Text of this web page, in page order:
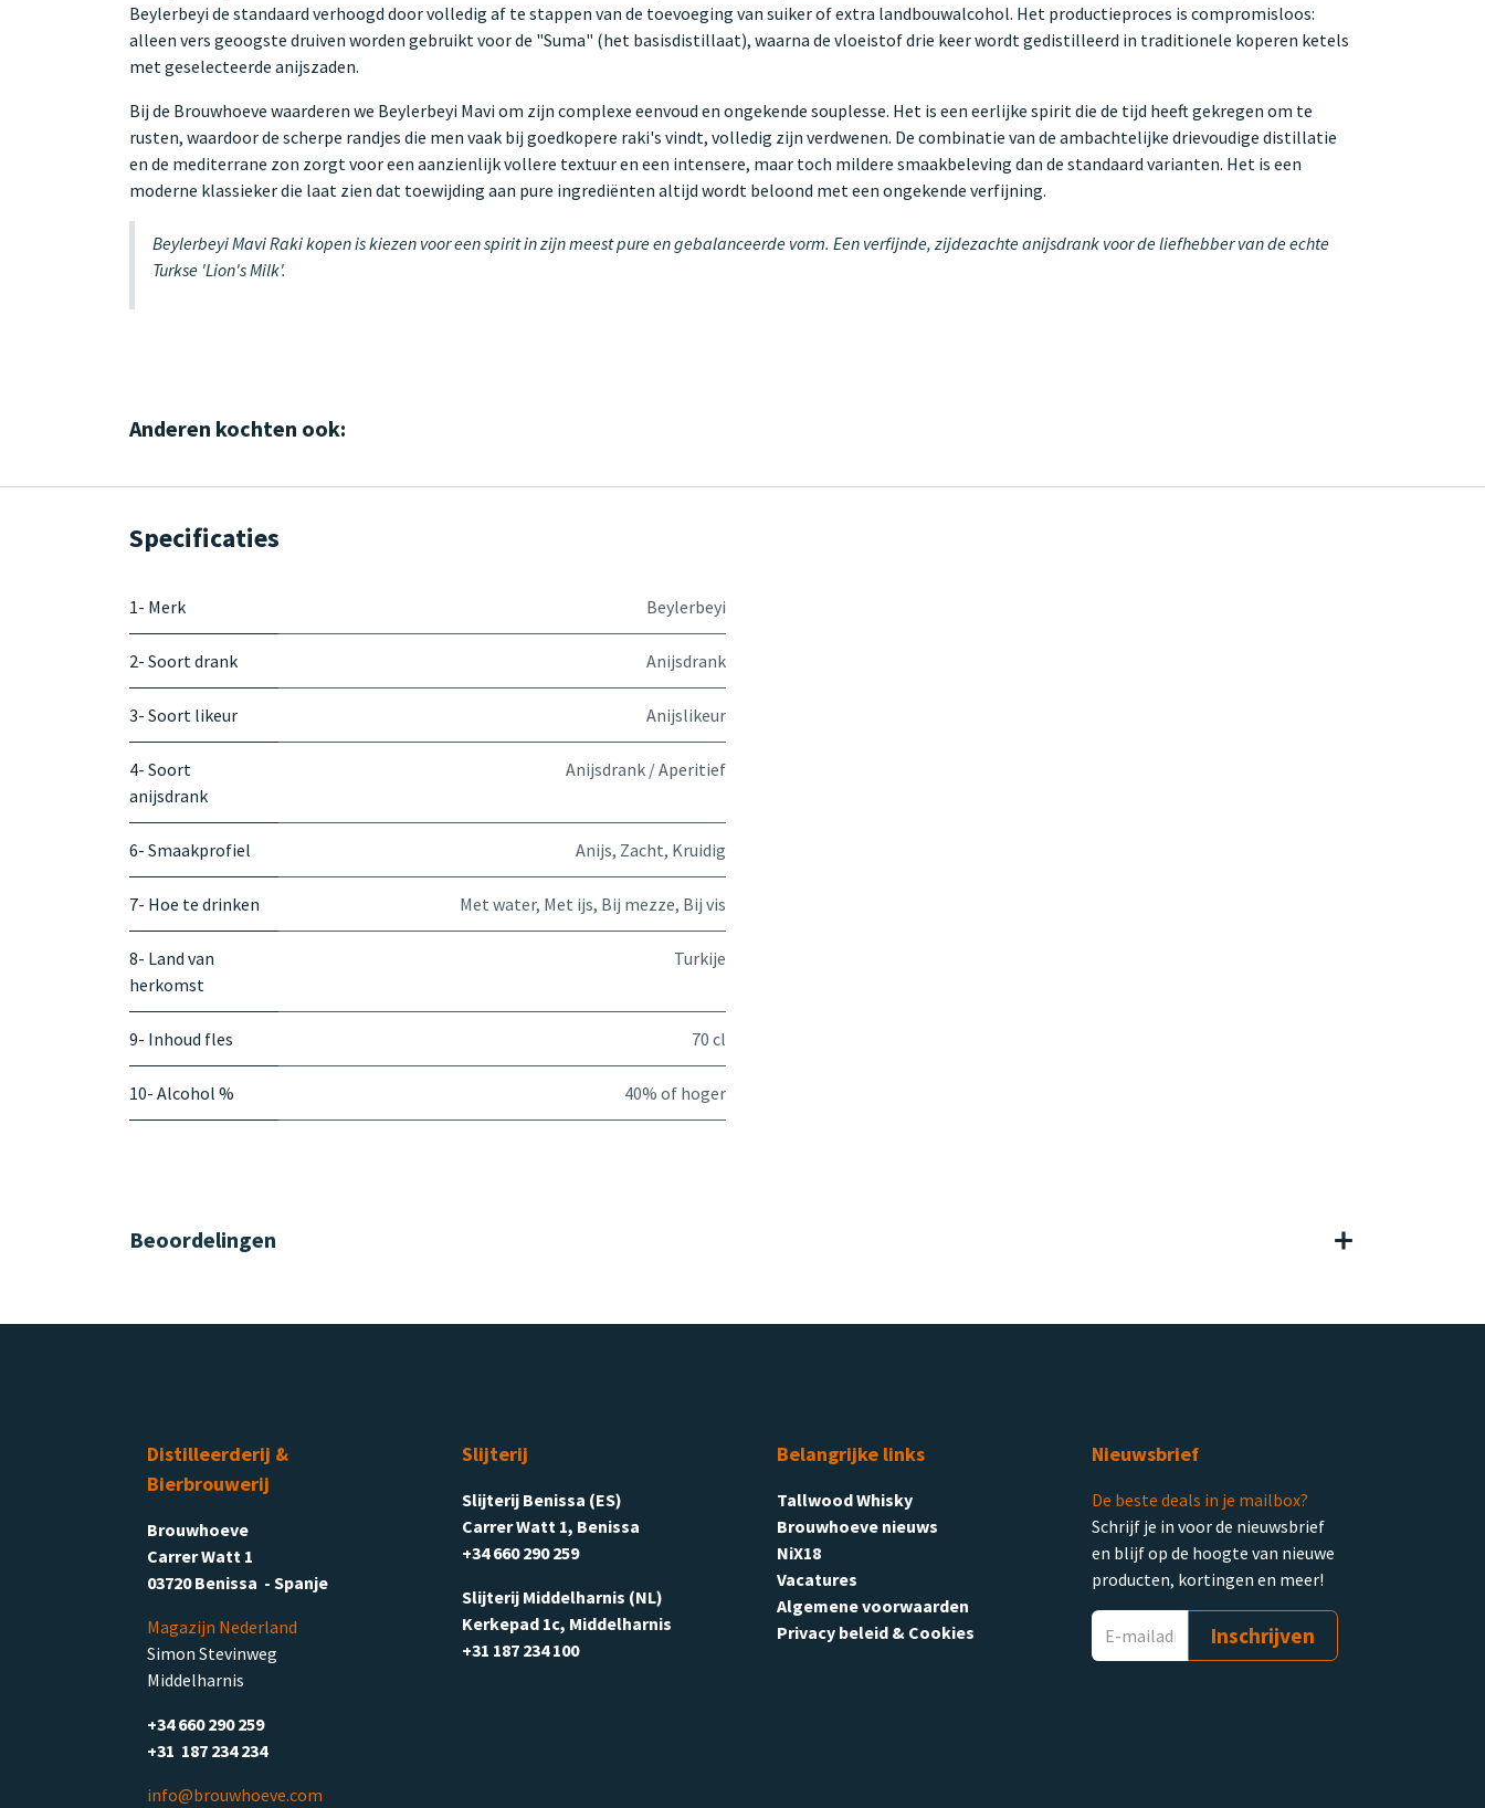
Beylerbeyi de standaard verhoogd door volledig af te stappen van de toevoeging van suiker of extra landbouwalcohol. Het productieproces is compromisloos:
alleen vers geoogste druiven worden gebruikt voor de "Suma" (het basisdistillaat), waarna de vloeistof drie keer wordt gedistilleerd in traditionele koperen ketels
met geselecteerde anijszaden.
Bij de Brouwhoeve waarderen we Beylerbeyi Mavi om zijn complexe eenvoud en ongekende souplesse. Het is een eerlijke spirit die de tijd heeft gekregen om te
rusten, waardoor de scherpe randjes die men vaak bij goedkopere raki's vindt, volledig zijn verdwenen. De combinatie van de ambachtelijke drievoudige distillatie
en de mediterrane zon zorgt voor een aanzienlijk vollere textuur en een intensere, maar toch mildere smaakbeleving dan de standaard varianten. Het is een
moderne klassieker die laat zien dat toewijding aan pure ingrediënten altijd wordt beloond met een ongekende verfijning.
Beylerbeyi Mavi Raki kopen is kiezen voor een spirit in zijn meest pure en gebalanceerde vorm. Een verfijnde, zijdezachte anijsdrank voor de liefhebber van de echte
Turkse 'Lion's Milk'.
Anderen kochten ook:
Specificaties
1- Merk Beylerbeyi
2- Soort drank Anijsdrank
3- Soort likeur Anijslikeur
4- Soort
anijsdrank
Anijsdrank / Aperitief
6- Smaakprofiel Anijs, Zacht, Kruidig
7- Hoe te drinken Met water, Met ijs, Bij mezze, Bij vis
8- Land van
herkomst
Turkije
9- Inhoud fles 70 cl
10- Alcohol % 40% of hoger
Beoordelingen
Distilleerderij &
Bierbrouwerij
Brouwhoeve
Carrer Watt 1
03720 Benissa - Spanje
Magazijn Nederland
Simon Stevinweg
Middelharnis
+34 660 290 259
+31 187 234 234
info@brouwhoeve.com
Slijterij
Slijterij Benissa (ES)
Carrer Watt 1, Benissa
+34 660 290 259
Slijterij Middelharnis (NL)
Kerkepad 1c, Middelharnis
+31 187 234 100
Belangrijke links
Tallwood Whisky
Brouwhoeve nieuws
NiX18
Vacatures
Algemene voorwaarden
Privacy beleid & Cookies
Nieuwsbrief
De beste deals in je mailbox?
Schrijf je in voor de nieuwsbrief
en blijf op de hoogte van nieuwe
producten, kortingen en meer!
Inschrijven